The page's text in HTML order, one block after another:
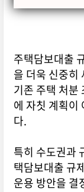
주택담보대출
을 더욱 신중히
기존 주택 처분
에 자칫 계획이
다.
특히 수도권과
택담보대출 규
운용 방안을 결